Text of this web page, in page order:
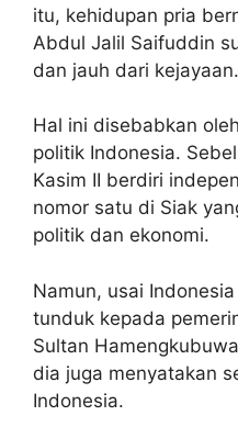
itu, kehidupan pria
Abdul Jalil Saifuddin
dan jauh dari kejayaan.
Hal ini disebabkan
politik Indonesia.
Kasim II berdiri
nomor satu di Siak
politik dan ekonomi.
Namun, usai
tunduk kepada
Sultan
dia juga menyatakan
Indonesia.